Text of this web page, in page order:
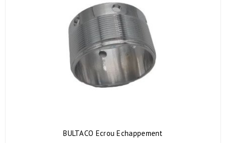
BULTACO Ecrou Echappement